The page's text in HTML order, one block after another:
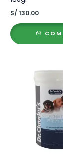
S/ 130.00